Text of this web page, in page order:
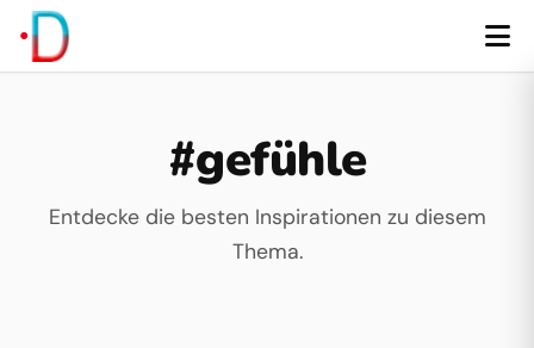
#gefühle
Entdecke die besten Inspirationen zu diesem
Thema.